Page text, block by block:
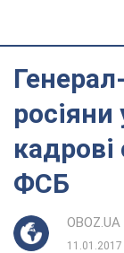
росіяни
ФСБ
OBOZ.UA
11.01.2017